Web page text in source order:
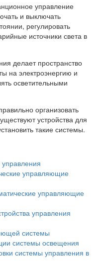
управление
и выключать
регулировать
источники света в
делает пространство
на электроэнергию и
осветительными
организовать
устройства для
такие системы.
управляющие
управляющие
управления
системы
системы освещения
системы управления в